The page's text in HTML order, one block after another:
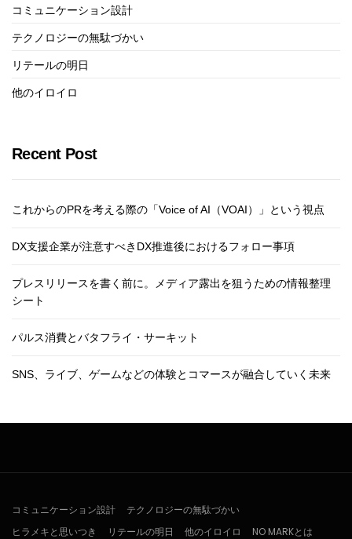
コミュニケーション設計
テクノロジーの無駄づかい
リテールの明日
他のイロイロ
Recent Post
これからのPRを考える際の「Voice of AI（VOAI）」という視点
DX支援企業が注意すべきDX推進後におけるフォロー事項
プレスリリースを書く前に。メディア露出を狙うための情報整理
シート
パルス消費とバタフライ・サーキット
SNS、ライブ、ゲームなどの体験とコマースが融合していく未来
コミュニケーション設計
テクノロジーの無駄づかい
ヒラメキと思いつき
リテールの明日 他のイロイロ NO MARKとは